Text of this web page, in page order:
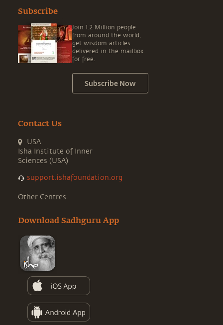
Subscribe
Join 1.2 Million people
from around the world,
get wisdom articles
delivered in the mailbox
for free.
Subscribe Now
Contact Us
USA
Isha Institute of Inner
Sciences (USA)
support.ishafoundation.org
Other Centres
Download Sadhguru App